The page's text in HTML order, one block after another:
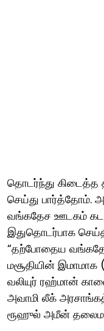
தொடர்ந்து கிடைத்த
செய்து பார்த்தோம்.
வங்கதேச ஊடகம்
இதுதொடர்பாக
“தற்போதைய
மசூதியின்
வலியுர் ரஹ்மான்
அவாமி லீக்
ரூஹுல் அமீன்